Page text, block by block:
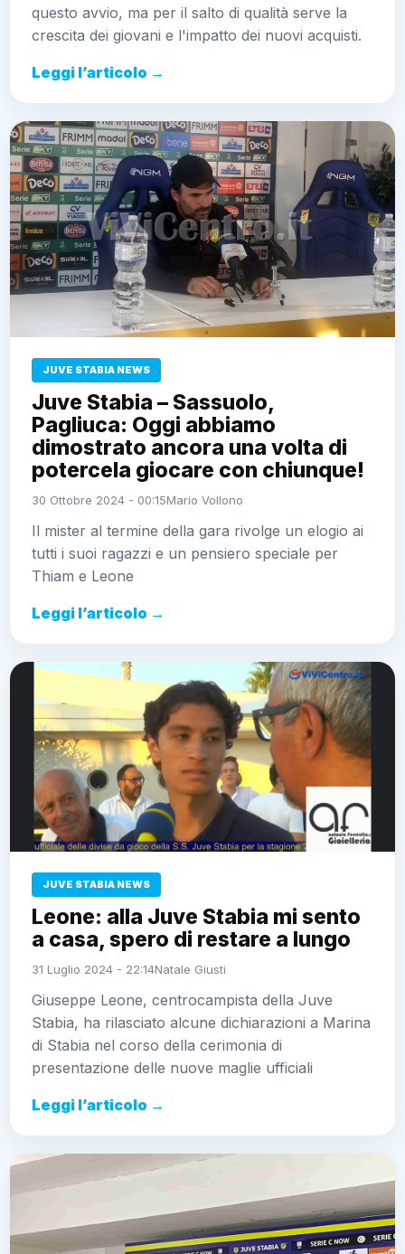
questo avvio, ma per il salto di qualità serve la
crescita dei giovani e l'impatto dei nuovi acquisti.
Leggi l’articolo →
JUVE STABIA NEWS
Juve Stabia – Sassuolo,
Pagliuca: Oggi abbiamo
dimostrato ancora una volta di
potercela giocare con chiunque!
30 Ottobre 2024 - 00:15Mario Vollono
Il mister al termine della gara rivolge un elogio ai
tutti i suoi ragazzi e un pensiero speciale per
Thiam e Leone
Leggi l’articolo →
JUVE STABIA NEWS
Leone: alla Juve Stabia mi sento
a casa, spero di restare a lungo
31 Luglio 2024 - 22:14Natale Giusti
Giuseppe Leone, centrocampista della Juve
Stabia, ha rilasciato alcune dichiarazioni a Marina
di Stabia nel corso della cerimonia di
presentazione delle nuove maglie ufficiali
Leggi l’articolo →